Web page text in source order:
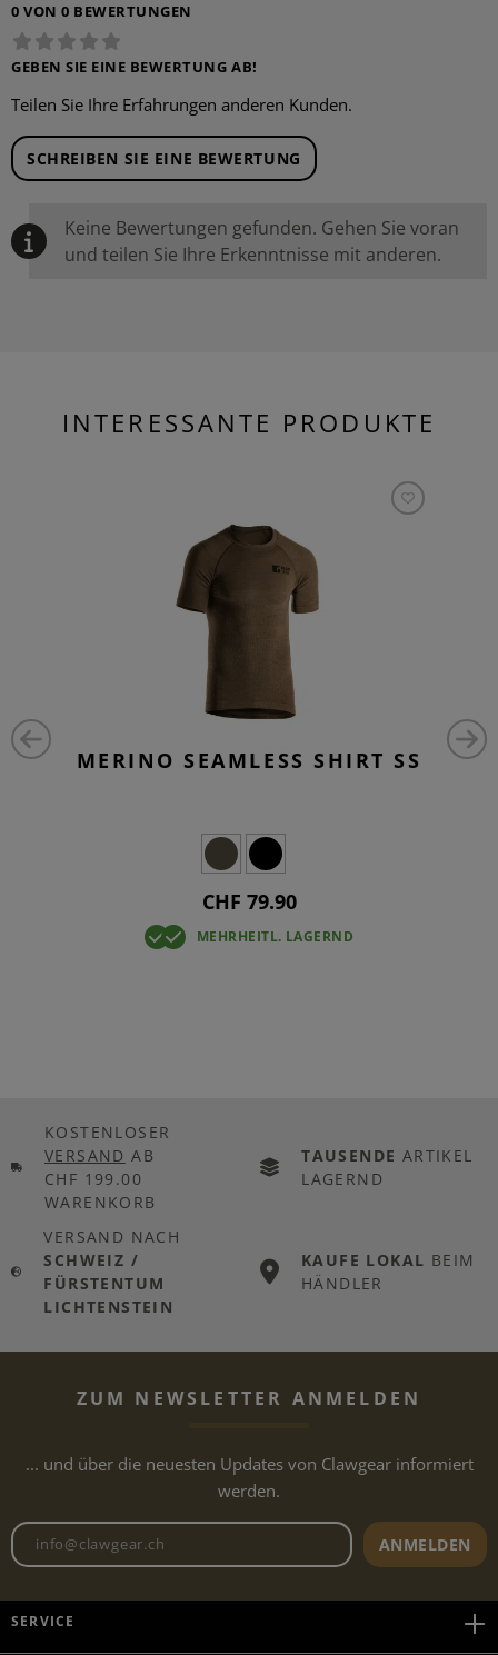
0 VON 0 BEWERTUNGEN
GEBEN SIE EINE BEWERTUNG AB!
Teilen Sie Ihre Erfahrungen anderen Kunden.
SCHREIBEN SIE EINE BEWERTUNG
Keine Bewertungen gefunden. Gehen Sie voran
und teilen Sie Ihre Erkenntnisse mit anderen.
INTERESSANTE PRODUKTE
MERINO SEAMLESS SHIRT SS
CHF 79.90
MEHRHEITL. LAGERND
KOSTENLOSER
VERSAND AB
CHF 199.00
WARENKORB
TAUSENDE ARTIKEL
LAGERND
VERSAND NACH
SCHWEIZ /
FÜRSTENTUM
LICHTENSTEIN
KAUFE LOKAL BEIM
HÄNDLER
ZUM NEWSLETTER ANMELDEN
... und über die neuesten Updates von Clawgear informiert
werden.
Newsletter E-Mail-Adresse
ANMELDEN
SERVICE